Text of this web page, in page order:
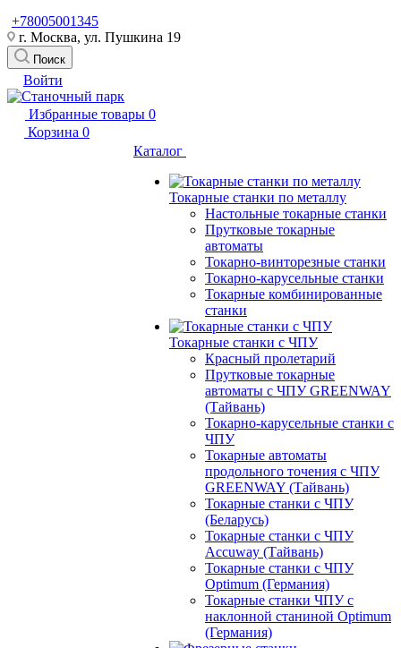
+78005001345
г. Москва, ул. Пушкина 19
Поиск
Войти
Избранные товары 0
Корзина 0
Каталог
Токарные станки по металлу
Настольные токарные станки
Прутковые токарные
автоматы
Токарно-винторезные станки
Токарно-карусельные станки
Токарные комбинированные
станки
Токарные станки с ЧПУ
Красный пролетарий
Прутковые токарные
автоматы с ЧПУ GREENWAY
(Тайвань)
Токарно-карусельные станки с
ЧПУ
Токарные автоматы
продольного точения с ЧПУ
GREENWAY (Тайвань)
Токарные станки с ЧПУ
(Беларусь)
Токарные станки с ЧПУ
Accuway (Тайвань)
Токарные станки с ЧПУ
Optimum (Германия)
Токарные станки ЧПУ с
наклонной станиной Optimum
(Германия)